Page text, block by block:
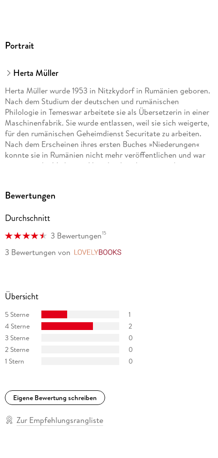
Portrait
Herta Müller
Herta Müller wurde 1953 in Nitzkydorf in Rumänien geboren.
Nach dem Studium der deutschen und rumänischen
Philologie in Temeswar arbeitete sie als Übersetzerin in einer
Maschinenfabrik. Sie wurde entlassen, weil sie sich weigerte,
für den rumänischen Geheimdienst Securitate zu arbeiten.
Nach dem Erscheinen ihres ersten Buches »Niederungen«
konnte sie in Rumänien nicht mehr veröffentlichen und war
immer wieder Verhören, Hausdurchsuchungen und
zahlreichen deutschen und internationalen Preisen
Bewertungen
Durchschnitt
3 Bewertungen15
3 Bewertungen von
Übersicht
5 Sterne
1
4 Sterne
2
3 Sterne
0
2 Sterne
0
1 Stern
0
Eigene Bewertung schreiben
Zur Empfehlungsrangliste